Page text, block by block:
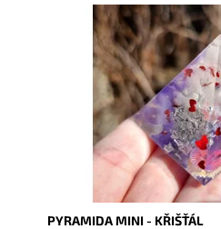
Dostupnost:
Vyprodáno
10100
PYRAMIDA MINI - KŘIŠŤÁL